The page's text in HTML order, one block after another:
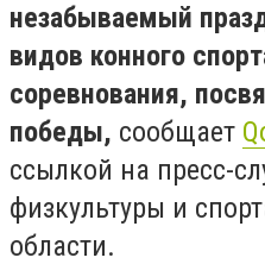
незабываемый
видов конного
соревнования,
победы, сообщает
ссылкой на пресс-
физкультуры и
области.